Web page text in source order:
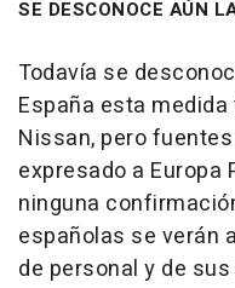
SE DESCONOCE AÚN
Todavía se
España esta
Nissan, pero
expresado a Europa
ninguna
españolas se verán
de personal y de